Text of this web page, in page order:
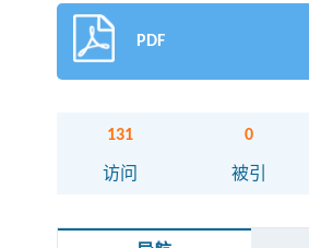
PDF
131
访问
0
被引